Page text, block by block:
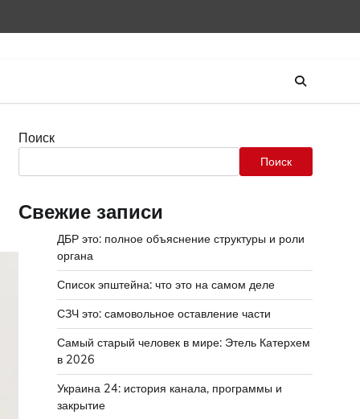
Поиск
Поиск
Свежие записи
ДБР это: полное объяснение структуры и роли
органа
Список эпштейна: что это на самом деле
СЗЧ это: самовольное оставление части
Самый старый человек в мире: Этель Катерхем
в 2026
Украина 24: история канала, программы и
закрытие